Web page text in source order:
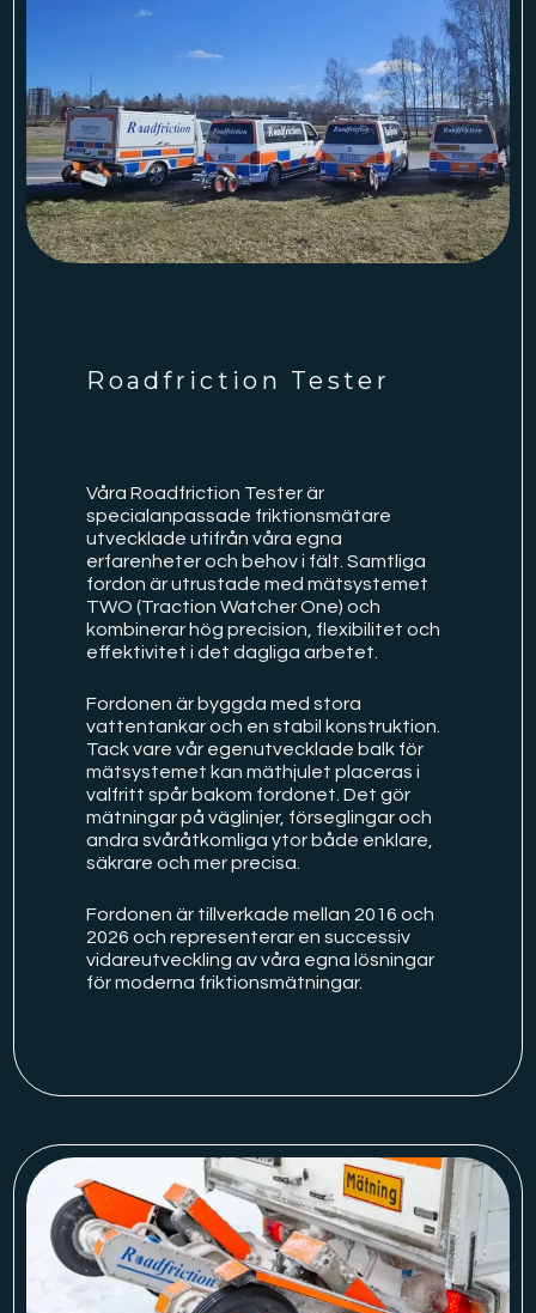
Roadfriction Tester
Våra Roadfriction Tester är
specialanpassade friktionsmätare
utvecklade utifrån våra egna
erfarenheter och behov i fält. Samtliga
fordon är utrustade med mätsystemet
TWO (Traction Watcher One) och
kombinerar hög precision, flexibilitet och
effektivitet i det dagliga arbetet.
Fordonen är byggda med stora
vattentankar och en stabil konstruktion.
Tack vare vår egenutvecklade balk för
mätsystemet kan mäthjulet placeras i
valfritt spår bakom fordonet. Det gör
mätningar på väglinjer, förseglingar och
andra svåråtkomliga ytor både enklare,
säkrare och mer precisa.
Fordonen är tillverkade mellan 2016 och
2026 och representerar en successiv
vidareutveckling av våra egna lösningar
för moderna friktionsmätningar.